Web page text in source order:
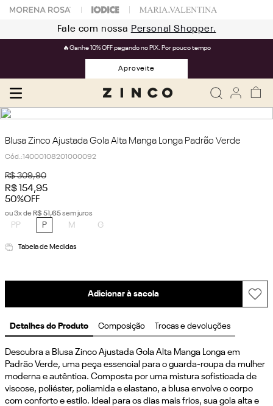
Fale com nossa Personal Shopper.
🔥Ganhe 10% OFF pagando no PIX. Por pouco tempo
Aproveite
Blusa Zinco Ajustada Gola Alta Manga Longa Padrão Verde
Cód.:14000108201000092
R$ 309,90
R$ 154,95
50%OFF
ou3x de R$ 51 ,65sem juros
PP P M G
Tabela de Medidas
Adicionar à sacola
Detalhes do Produto Composição Trocas e devoluções
Descubra a Blusa Zinco Ajustada Gola Alta Manga Longa em
Padrão Verde, uma peça essencial para o guarda-roupa da mulher
moderna e autêntica. Composta por uma mistura sofisticada de
viscose, poliéster, poliamida e elastano, a blusa envolve o corpo
com conforto e estilo. Ideal para os dias mais frios, sua gola alta e